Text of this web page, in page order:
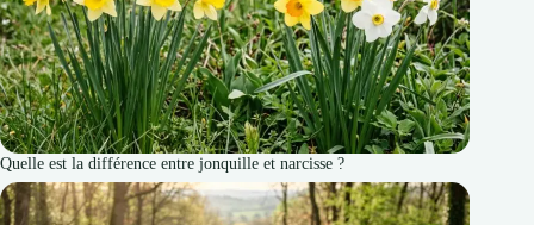
Quelle est la différence entre jonquille et narcisse ?